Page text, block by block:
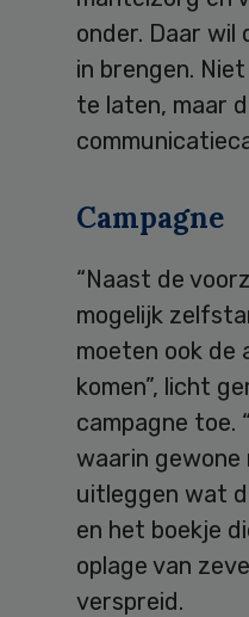
onder. Daar wil
in brengen.
te laten, maar
Campagne
“Naast de
mogelijk
moeten ook de
komen”, licht
campagne toe.
waarin
uitleggen wat
en het boekje
oplage van
verspreid.